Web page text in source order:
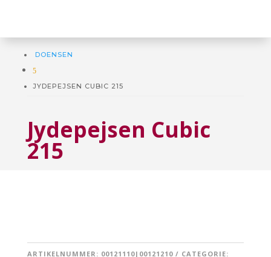
DOENSEN
5
JYDEPEJSEN CUBIC 215
Jydepejsen Cubic
215
ARTIKELNUMMER: 00121110|00121210
CATEGORIE: